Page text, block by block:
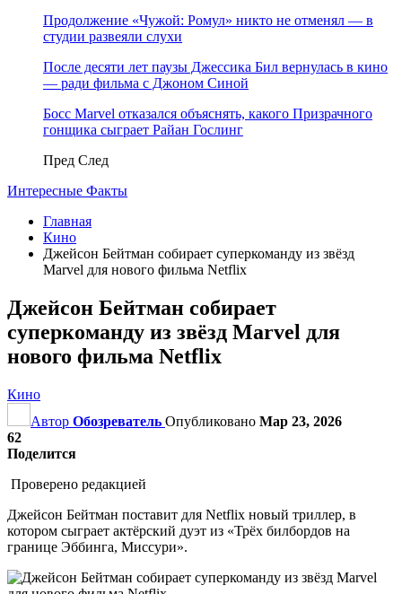
Продолжение «Чужой: Ромул» никто не отменял — в
студии развеяли слухи
После десяти лет паузы Джессика Бил вернулась в кино
— ради фильма с Джоном Синой
Босс Marvel отказался объяснять, какого Призрачного
гонщика сыграет Райан Гослинг
Пред След
Интересные Факты
Главная
Кино
Джейсон Бейтман собирает суперкоманду из звёзд
Marvel для нового фильма Netflix
Джейсон Бейтман собирает
суперкоманду из звёзд Marvel для
нового фильма Netflix
Кино
Автор Обозреватель Опубликовано Мар 23, 2026
62
Поделится
Проверено редакцией
Джейсон Бейтман поставит для Netflix новый триллер, в
котором сыграет актёрский дуэт из «Трёх билбордов на
границе Эббинга, Миссури».